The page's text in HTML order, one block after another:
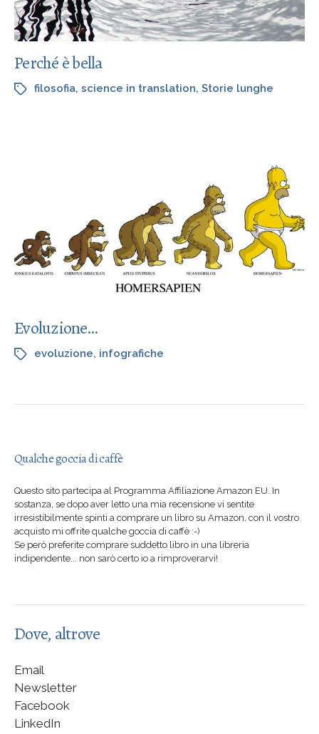
Perché è bella
filosofia, science in translation, Storie lunghe
Evoluzione…
evoluzione, infografiche
Qualche goccia di caffè
Questo sito partecipa al Programma Affiliazione Amazon EU. In
sostanza, se dopo aver letto una mia recensione vi sentite
irresistibilmente spinti a comprare un libro su Amazon, con il vostro
acquisto mi offrite qualche goccia di caffè :-)
Se però preferite comprare suddetto libro in una libreria
indipendente... non sarò certo io a rimproverarvi!
Dove, altrove
Email
Newsletter
Facebook
LinkedIn